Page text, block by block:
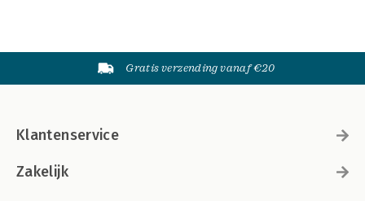
Gratis verzending vanaf €20
Klantenservice
Zakelijk